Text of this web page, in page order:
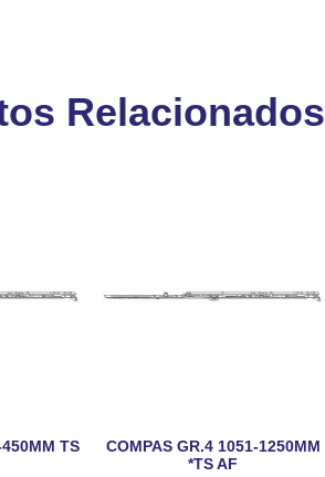
Relacionados
TS
COMPAS GR.4 1051-1250MM
*TS AF